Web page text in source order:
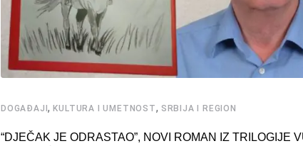
DOGAĐAJI,KULTURA I UMETNOST, SRBIJA I REGION
“DJEČAK JE ODRASTAO”, NOVI ROMAN IZ TRILOGIJE